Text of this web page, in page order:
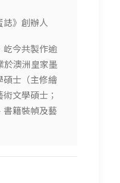
》創辦人
屹今共製作逾
於澳洲皇家墨
碩士（主修繪
文學碩士；
書籍裝幀及藝